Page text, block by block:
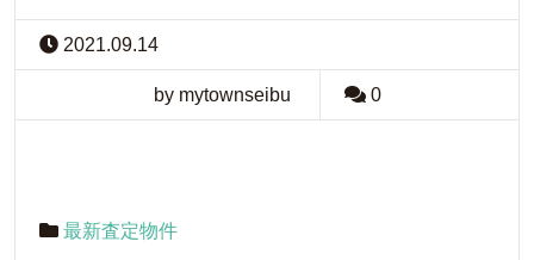
2021.09.14
by mytownseibu 0
最新査定物件